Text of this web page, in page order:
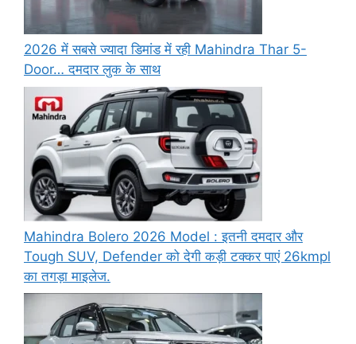
2026 में सबसे ज्यादा डिमांड में रही Mahindra Thar 5-
Door… दमदार लुक के साथ
Mahindra Bolero 2026 Model : इतनी दमदार और
Tough SUV, Defender को देगी कड़ी टक्कर पाएं 26kmpl
का तगड़ा माइलेज.